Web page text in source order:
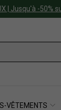
| Jusqu'à -50%
VÊTEMENTS